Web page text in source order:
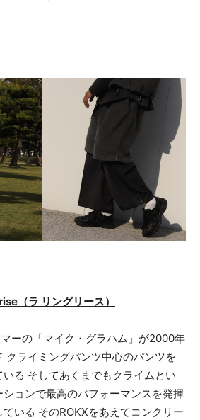
（ラ リングリース）
ーの「マイク・グラハム」が2000年
クライミングパンツ中心のパンツを
る そしてあくまでもクライムとい
ョンで最高のパフォーマンスを発揮
いる そのROKXをあえてコンクリー